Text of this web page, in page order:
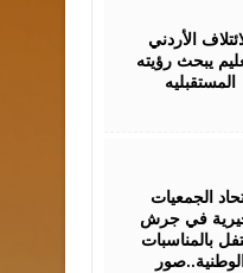
الأردني
يبحث رؤيته
المستقبليه
الجمعيات
في جرش
بالمناسبات